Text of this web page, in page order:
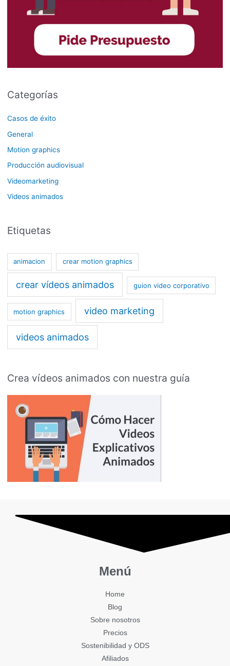
Categorías
Casos de éxito
General
Motion graphics
Producción audiovisual
Videomarketing
Videos animados
Etiquetas
animacion crear motion graphics
crear vídeos animados guion video corporativo
motion graphics video marketing
videos animados
Crea vídeos animados con nuestra guía
Menú
Home
Blog
Sobre nosotros
Precios
Sostenibilidad y ODS
Afiliados